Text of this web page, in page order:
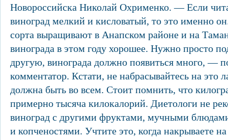
Новороссийска Николай Охрименко. — Если
виноград мелкий и кисловатый, то это именно
сорта выращивают в Анапском районе и на
винограда в этом году хорошее. Нужно просто
другую, винограда должно появиться много, —
комментатор. Кстати, не набрасывайтесь на это
должна быть во всем. Стоит помнить, что
примерно тысяча килокалорий. Диетологи не
виноград с другими фруктами, мучными
и копченостями. Учтите это, когда накрываете